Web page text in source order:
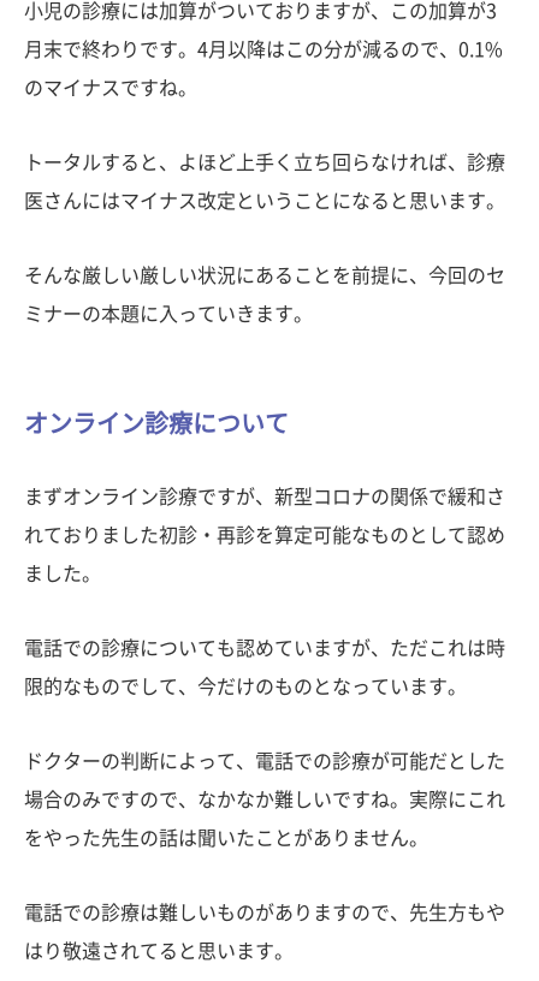
小児の診療には加算がついておりますが、この加算が3
月末で終わりです。4月以降はこの分が減るので、0.1%
のマイナスですね。
トータルすると、よほど上手く立ち回らなければ、診療
医さんにはマイナス改定ということになると思います。
そんな厳しい厳しい状況にあることを前提に、今回のセ
ミナーの本題に入っていきます。
オンライン診療について
まずオンライン診療ですが、新型コロナの関係で緩和さ
れておりました初診・再診を算定可能なものとして認め
ました。
電話での診療についても認めていますが、ただこれは時
限的なものでして、今だけのものとなっています。
ドクターの判断によって、電話での診療が可能だとした
場合のみですので、なかなか難しいですね。実際にこれ
をやった先生の話は聞いたことがありません。
電話での診療は難しいものがありますので、先生方もや
はり敬遠されてると思います。